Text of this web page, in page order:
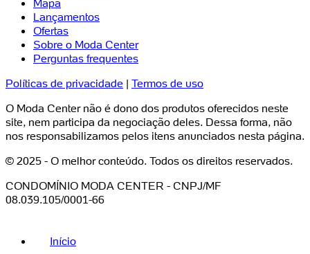
Lançamentos
Ofertas
Sobre o Moda Center
Perguntas frequentes
Políticas de privacidade | Termos de uso
O Moda Center não é dono dos produtos oferecidos neste
site, nem participa da negociação deles. Dessa forma, não
nos responsabilizamos pelos itens anunciados nesta página.
© 2025 - O melhor conteúdo. Todos os direitos reservados.
CONDOMÍNIO MODA CENTER - CNPJ/MF
08.039.105/0001-66
Início